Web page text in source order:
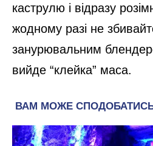
каструлю і відразу
жодному разі не
занурювальним
вийде “клейка” маса.